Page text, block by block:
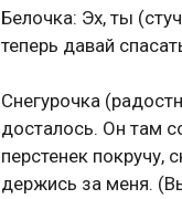
Белочка: Эх, ты
теперь давай
Снегурочка
досталось. Он там
перстенек покручу,
держись за меня.